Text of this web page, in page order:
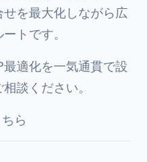
を最大化しながら広
トです。
適化を一気通貫で設
談ください。
ら